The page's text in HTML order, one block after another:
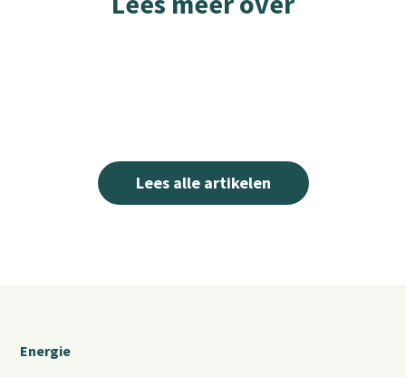
Lees alle artikelen
Energie